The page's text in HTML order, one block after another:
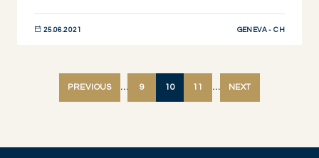
25.06.2021 GENEVA - CH
PREVIOUS … 9 10 11 … NEXT